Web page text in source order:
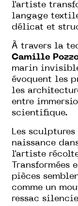
l'artiste
langage
délicat et
À travers la
Camille
marin
évoquent les
les
entre
scientifique.
Les sculptures
naissance
l'artiste
Transformées
pièces
comme un
ressac